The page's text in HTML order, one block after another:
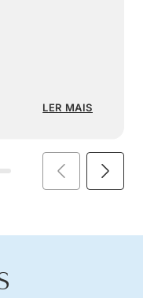
LER MAIS